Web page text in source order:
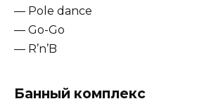
— Pole dance
— Go-Go
— R’n’B
Банный комплекс